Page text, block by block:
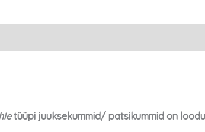
tüüpi juuksekummid/ patsikummid on